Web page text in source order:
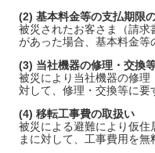
(2) 基本料金等の支払期限
被災されたお客さま（請求
があった場合、基本料金等
(3) 当社機器の修理・交換
被災により当社機器の修理
対して、修理・交換等に要
(4) 移転工事費の取扱い
被災による避難により仮住
まに対して、工事費用を無